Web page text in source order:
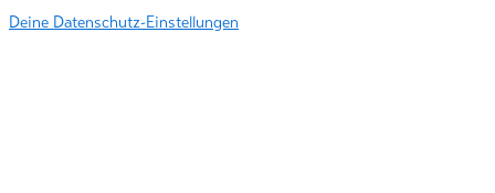
Deine Datenschutz-Einstellungen